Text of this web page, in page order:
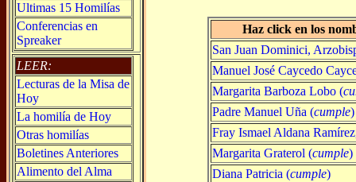
Ultimas 15 Homilías
Conferencias en
Spreaker
LEER:
Lecturas de la Misa de
Hoy
La homilía de Hoy
Otras homilías
Boletines Anteriores
Alimento del Alma
Haz click en los
San Juan Dominici,
Manuel José Caycedo
Margarita Barboza Lobo (
Padre Manuel Uña (cumple)
Fray Ismael Aldana
Margarita Graterol (cumple)
Diana Patricia (cumple)